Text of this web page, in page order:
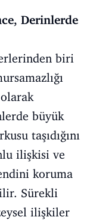
Derinlerde
biri
büyük
taşıdığını
ilişkisi ve
koruma
Sürekli
ilişkiler